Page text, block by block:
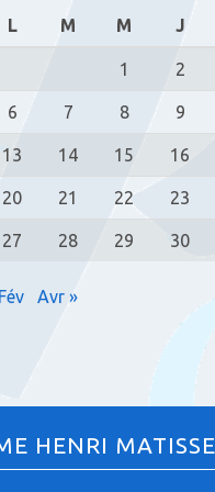
L M M J
1 2
6 7 8 9
13 14 15 16
20 21 22 23
27 28 29 30
Avr »
HENRI MATISSE